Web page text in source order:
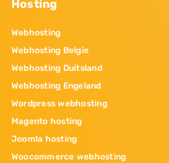
Hosting
Webhosting
Webhosting Belgie
Webhosting Duitsland
Webhosting Engeland
Wordpress webhosting
Magento hosting
Joomla hosting
Woocommerce webhosting